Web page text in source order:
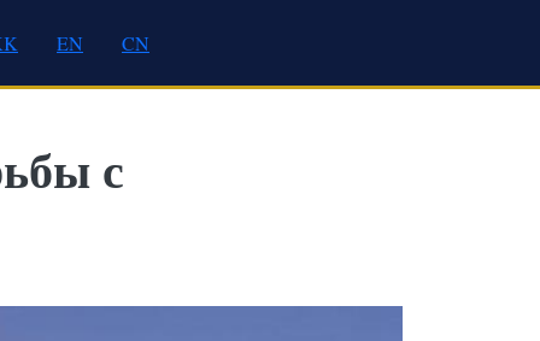
EN CN
с